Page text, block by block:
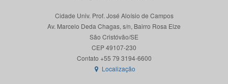
Cidade Univ. Prof. José Aloísio de Campos
Av. Marcelo Deda Chagas, s/n, Bairro Rosa Elze
São Cristóvão/SE
CEP 49107-230
Localização